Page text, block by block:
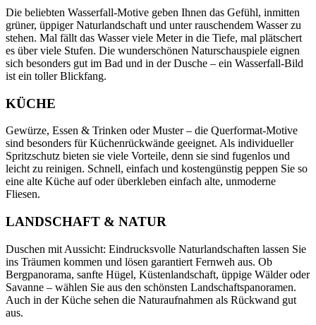
Die beliebten Wasserfall-Motive geben Ihnen das Gefühl, inmitten
grüner, üppiger Naturlandschaft und unter rauschendem Wasser zu
stehen. Mal fällt das Wasser viele Meter in die Tiefe, mal plätschert
es über viele Stufen. Die wunderschönen Naturschauspiele eignen
sich besonders gut im Bad und in der Dusche – ein Wasserfall-Bild
ist ein toller Blickfang.
KÜCHE
Gewürze, Essen & Trinken oder Muster – die Querformat-Motive
sind besonders für Küchenrückwände geeignet. Als individueller
Spritzschutz bieten sie viele Vorteile, denn sie sind fugenlos und
leicht zu reinigen. Schnell, einfach und kostengünstig peppen Sie so
eine alte Küche auf oder überkleben einfach alte, unmoderne
Fliesen.
LANDSCHAFT & NATUR
Duschen mit Aussicht: Eindrucksvolle Naturlandschaften lassen Sie
ins Träumen kommen und lösen garantiert Fernweh aus. Ob
Bergpanorama, sanfte Hügel, Küstenlandschaft, üppige Wälder oder
Savanne – wählen Sie aus den schönsten Landschaftspanoramen.
Auch in der Küche sehen die Naturaufnahmen als Rückwand gut
aus.